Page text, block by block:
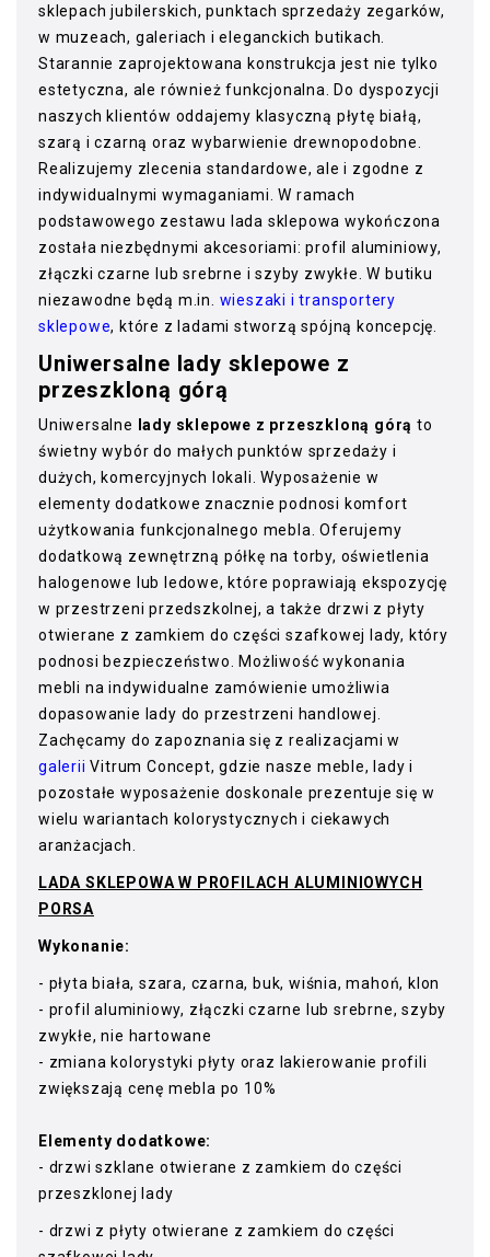
sklepach jubilerskich, punktach sprzedaży zegarków,
w muzeach, galeriach i eleganckich butikach.
Starannie zaprojektowana konstrukcja jest nie tylko
estetyczna, ale również funkcjonalna. Do dyspozycji
naszych klientów oddajemy klasyczną płytę białą,
szarą i czarną oraz wybarwienie drewnopodobne.
Realizujemy zlecenia standardowe, ale i zgodne z
indywidualnymi wymaganiami. W ramach
podstawowego zestawu lada sklepowa wykończona
została niezbędnymi akcesoriami: profil aluminiowy,
złączki czarne lub srebrne i szyby zwykłe. W butiku
niezawodne będą m.in. wieszaki i transportery
sklepowe, które z ladami stworzą spójną koncepcję.
Uniwersalne lady sklepowe z
przeszkloną górą
Uniwersalne lady sklepowe z przeszkloną górąto
świetny wybór do małych punktów sprzedaży i
dużych, komercyjnych lokali. Wyposażenie w
elementy dodatkowe znacznie podnosi komfort
użytkowania funkcjonalnego mebla. Oferujemy
dodatkową zewnętrzną półkę na torby, oświetlenia
halogenowe lub ledowe, które poprawiają ekspozycję
w przestrzeni przedszkolnej, a także drzwi z płyty
otwierane z zamkiem do części szafkowej lady, który
podnosi bezpieczeństwo. Możliwość wykonania
mebli na indywidualne zamówienie umożliwia
dopasowanie lady do przestrzeni handlowej.
Zachęcamy do zapoznania się z realizacjami w
galerii Vitrum Concept, gdzie nasze meble, lady i
pozostałe wyposażenie doskonale prezentuje się w
wielu wariantach kolorystycznych i ciekawych
aranżacjach.
LADA SKLEPOWA W PROFILACH ALUMINIOWYCH
PORSA
Wykonanie:
- płyta biała, szara, czarna, buk, wiśnia, mahoń, klon
- profil aluminiowy, złączki czarne lub srebrne, szyby
zwykłe, nie hartowane
- zmiana kolorystyki płyty oraz lakierowanie profili
zwiększają cenę mebla po 10%
Elementy dodatkowe:
- drzwi szklane otwierane z zamkiem do części
przeszklonej lady
- drzwi z płyty otwierane z zamkiem do części